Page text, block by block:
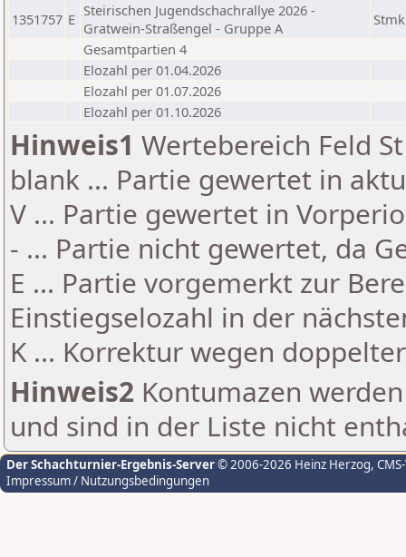
1351757 E Steirischen Jugendschachrallye 2026 -
Gratwein-Straßengel - Gruppe A
Stmk
Gesamtpartien 4
Elozahl per 01.04.2026
Elozahl per 01.07.2026
Elozahl per 01.10.2026
Hinweis1 Wertebereich Feld
blank ... Partie gewertet in
V ... Partie gewertet in
- ... Partie nicht gewertet, da
E ... Partie vorgemerkt zur
Einstiegselozahl in der
K ... Korrektur wegen
Hinweis2 Kontumazen
und sind in der Liste nicht
Der Schachturnier-Ergebnis-Server© 2006-2026 Heinz Herzog,
Impressum / Nutzungsbedingungen